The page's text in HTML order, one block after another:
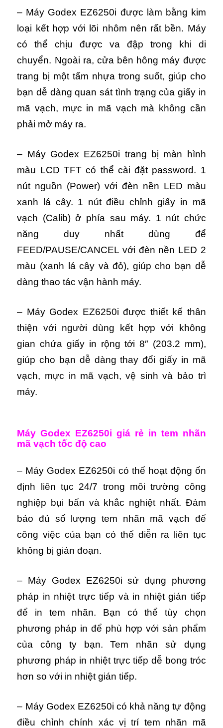
– Máy Godex EZ6250i được làm bằng kim
loại kết hợp với lõi nhôm nên rất bền. Máy
có thể chịu được va đập trong khi di
chuyển. Ngoài ra, cửa bên hông máy được
trang bị một tấm nhựa trong suốt, giúp cho
bạn dễ dàng quan sát tình trạng của giấy in
mã vạch, mực in mã vạch mà không cần
phải mở máy ra.
– Máy Godex EZ6250i trang bị màn hình
màu LCD TFT có thể cài đặt password. 1
nút nguồn (Power) với đèn nền LED màu
xanh lá cây. 1 nút điều chỉnh giấy in mã
vạch (Calib) ở phía sau máy. 1 nút chức
năng duy nhất dùng để
FEED/PAUSE/CANCEL với đèn nền LED 2
màu (xanh lá cây và đỏ), giúp cho bạn dễ
dàng thao tác vận hành máy.
– Máy Godex EZ6250i được thiết kế thân
thiện với người dùng kết hợp với không
gian chứa giấy in rộng tới 8″ (203.2 mm),
giúp cho bạn dễ dàng thay đổi giấy in mã
vạch, mực in mã vạch, vệ sinh và bảo trì
máy.
Máy Godex EZ6250i giá rẻ in tem nhãn
mã vạch tốc độ cao
– Máy Godex EZ6250i có thể hoạt động ổn
định liên tục 24/7 trong môi trường công
nghiệp bụi bẩn và khắc nghiệt nhất. Đảm
bảo đủ số lượng tem nhãn mã vạch để
công việc của bạn có thể diễn ra liên tục
không bị gián đoạn.
– Máy Godex EZ6250i sử dụng phương
pháp in nhiệt trực tiếp và in nhiệt gián tiếp
để in tem nhãn. Bạn có thể tùy chọn
phương pháp in để phù hợp với sản phẩm
của công ty bạn. Tem nhãn sử dụng
phương pháp in nhiệt trực tiếp dễ bong tróc
hơn so với in nhiệt gián tiếp.
– Máy Godex EZ6250i có khả năng tự động
điều chỉnh chính xác vị trí tem nhãn mã